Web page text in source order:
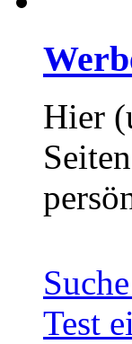
Hier
Test